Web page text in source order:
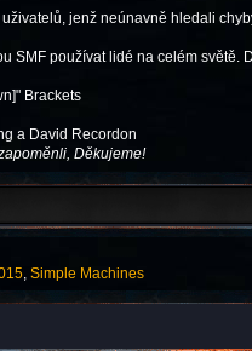
jenž neúnavně hledali
SMF používat lidé na celém světě.
Brackets
a David Recordon
Děkujeme!
, Simple Machines